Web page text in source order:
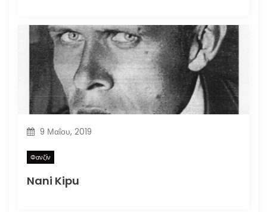
9 Μαΐου, 2019
Φανζίν
Nani Kipu